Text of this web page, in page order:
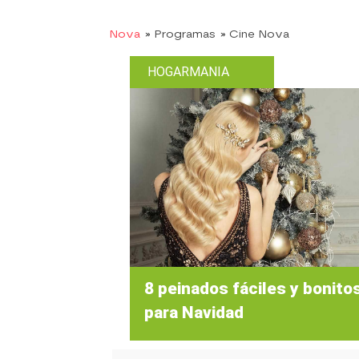
Nova » Programas » Cine Nova
HOGARMANIA
8 peinados fáciles y
para Navidad